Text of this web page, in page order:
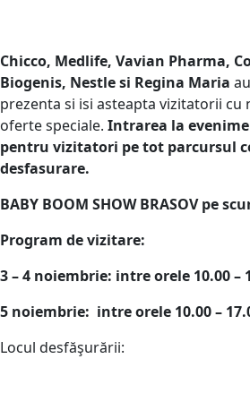
Chicco, Medlife, Vavian Pharma,
Biogenis, Nestle si Regina Maria
prezenta si isi asteapta vizitatorii cu
oferte speciale. Intrarea la
pentru vizitatori pe tot parcursul
desfasurare.
BABY BOOM SHOW BRASOV pe
Program de vizitare:
3 – 4 noiembrie: intre orele 10.00 –
5 noiembrie: intre orele 10.00 –
Locul desfăşurării: